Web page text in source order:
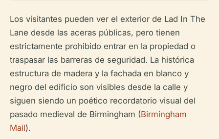
Los visitantes pueden ver el exterior de Lad In The
Lane desde las aceras públicas, pero tienen
estrictamente prohibido entrar en la propiedad o
traspasar las barreras de seguridad. La histórica
estructura de madera y la fachada en blanco y
negro del edificio son visibles desde la calle y
siguen siendo un poético recordatorio visual del
pasado medieval de Birmingham (Birmingham
Mail).